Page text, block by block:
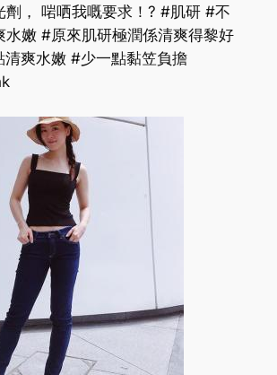
劑， 啱哂我嘅要求！? #肌研 #不
水嫩 #原來肌研極潤係清爽得黎好
爽水嫩 #少一點黏笠負擔